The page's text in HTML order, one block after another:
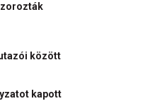
között
kapott